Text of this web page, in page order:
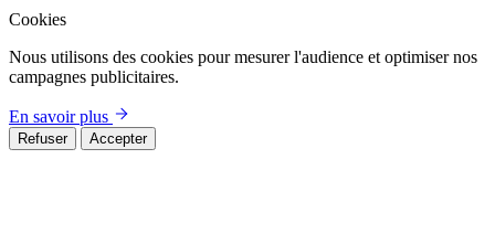
Cookies
Nous utilisons des cookies pour mesurer l'audience et optimiser nos
campagnes publicitaires.
En savoir plus
Refuser Accepter